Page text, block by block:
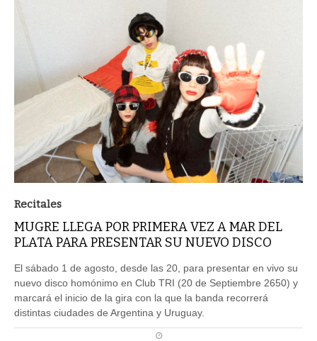
Recitales
MUGRE LLEGA POR PRIMERA VEZ A MAR DEL
PLATA PARA PRESENTAR SU NUEVO DISCO
El sábado 1 de agosto, desde las 20, para presentar en vivo su
nuevo disco homónimo en Club TRI (20 de Septiembre 2650) y
marcará el inicio de la gira con la que la banda recorrerá
distintas ciudades de Argentina y Uruguay.